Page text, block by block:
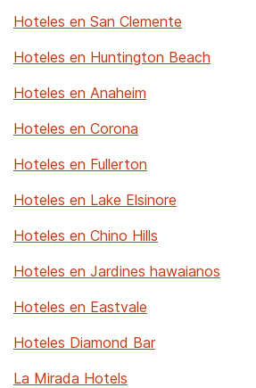
Hoteles en San Clemente
Hoteles en Huntington Beach
Hoteles en Anaheim
Hoteles en Corona
Hoteles en Fullerton
Hoteles en Lake Elsinore
Hoteles en Chino Hills
Hoteles en Jardines hawaianos
Hoteles en Eastvale
Hoteles Diamond Bar
La Mirada Hotels